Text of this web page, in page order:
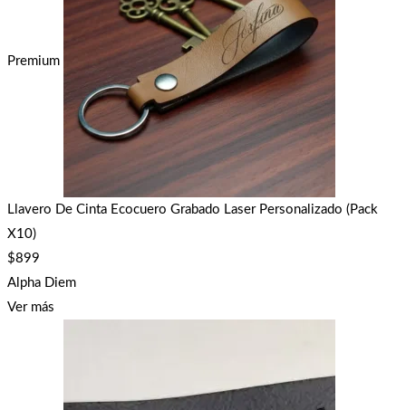
Premium
Llavero De Cinta Ecocuero Grabado Laser Personalizado (Pack
X10)
$899
Alpha Diem
Ver más